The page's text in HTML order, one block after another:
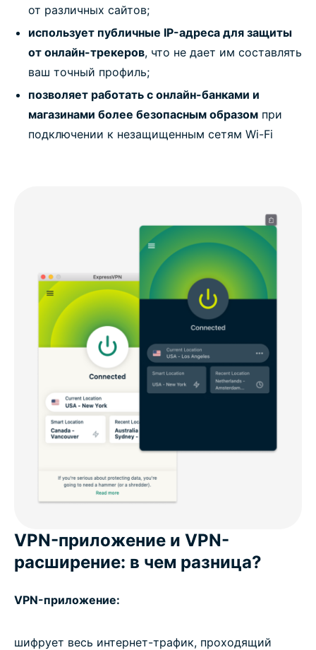
от различных сайтов;
использует публичные IP-адреса для защиты
от онлайн-трекеров, что не дает им составлять
ваш точный профиль;
позволяет работать с онлайн-банками и
магазинами более безопасным образом при
подключении к незащищенным сетям Wi-Fi
VPN-приложение и VPN-
расширение: в чем разница?
VPN-приложение:
шифрует весь интернет-трафик, проходящий